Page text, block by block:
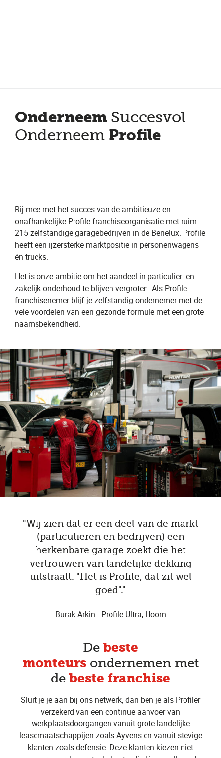
Onderneem Succesvol
Onderneem Profile
Rij mee met het succes van de ambitieuze en
onafhankelijke Profile franchiseorganisatie met ruim
215 zelfstandige garagebedrijven in de Benelux. Profile
heeft een ijzersterke marktpositie in personenwagens
én trucks.
Het is onze ambitie om het aandeel in particulier- en
zakelijk onderhoud te blijven vergroten. Als Profile
franchisenemer blijf je zelfstandig ondernemer met de
vele voordelen van een gezonde formule met een grote
naamsbekendheid.
"Wij zien dat er een deel van de markt
(particulieren en bedrijven) een
herkenbare garage zoekt die het
vertrouwen van landelijke dekking
uitstraalt. "Het is Profile, dat zit wel
goed"."
Burak Arkin - Profile Ultra, Hoorn
De beste
monteursondernemen met
de beste franchise
Sluit je je aan bij ons netwerk, dan ben je als Profiler
verzekerd van een continue aanvoer van
werkplaatsdoorgangen vanuit grote landelijke
leasemaatschappijen zoals Ayvens en vanuit stevige
klanten zoals defensie. Deze klanten kiezen niet